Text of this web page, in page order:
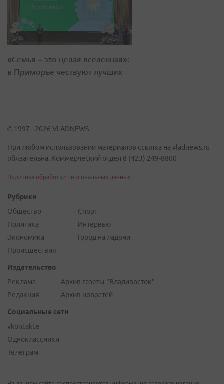
«Семья – это целая вселенная»:
в Приморье чествуют лучших
© 1997 - 2026 VLADNEWS
При любом использовании материалов ссылка на vladnews.ru
обязательна. Коммерческий отдел 8 (423) 249-8800
Политика обработки персональных данных
Рубрики
Общество
Политика
Экономика
Происшествия
Спорт
Интервью
Город на ладони
Издательство
Реклама
Редакция
Архив газеты "Владивосток"
Архив новостей
Социальные сети
vkontakte
Одноклассники
Телеграм